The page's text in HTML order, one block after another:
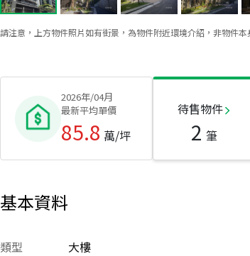
請注意，上方物件照片如有街景，為物件附近環境介紹，非物件本
2026年/04月
最新平均單價
85.8 萬/坪
待售物件
2 筆
基本資料
類型
大樓